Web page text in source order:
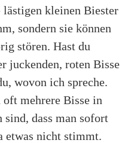
lästigen kleinen Biester
sondern sie können
stören. Hast du
juckenden, roten Bisse
wovon ich spreche.
oft mehrere Bisse in
dass man sofort
etwas nicht stimmt.